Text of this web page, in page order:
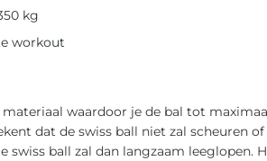
kg
workout
waardoor je de bal tot
dat de swiss ball niet zal scheuren
ball zal dan langzaam leeglopen.